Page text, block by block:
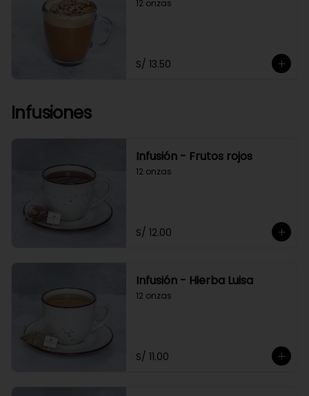
12 onzas
S/ 13.50
Infusiones
Infusión - Frutos rojos
12 onzas
S/ 12.00
Infusión - Hierba Luisa
12 onzas
S/ 11.00